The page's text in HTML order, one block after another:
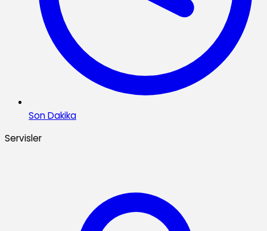
Son Dakika
Servisler